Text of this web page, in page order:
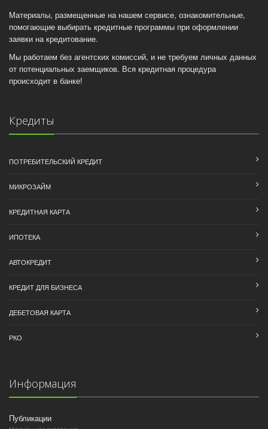
Материалы, размещенные на нашем сервисе, ознакомительные,
помогающие выбирать кредитные программы при оформлении
заявки на кредитование.
Мы работаем без агентских комиссий, и не требуем личных данных
от потенциальных заемщиков. Вся кредитная процедура
происходит в банке!
Кредиты
ПОТРЕБИТЕЛЬСКИЙ КРЕДИТ
МИКРОЗАЙМ
КРЕДИТНАЯ КАРТА
ИПОТЕКА
АВТОКРЕДИТ
КРЕДИТ ДЛЯ БИЗНЕСА
ДЕБЕТОВАЯ КАРТА
РКО
Информация
Публикации